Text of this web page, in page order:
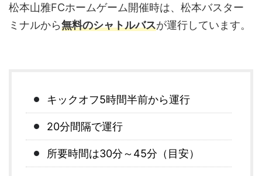
松本山雅FCホームゲーム開催時は、松本バスター
ミナルから無料のシャトルバスが運行しています。
キックオフ5時間半前から運行
20分間隔で運行
所要時間は30分～45分（目安）